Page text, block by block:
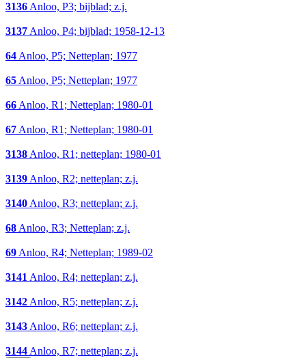
3136Anloo, P3; bijblad; z.j.
3137Anloo, P4; bijblad; 1958-12-13
64Anloo, P5; Netteplan; 1977
65Anloo, P5; Netteplan; 1977
66Anloo, R1; Netteplan; 1980-01
67Anloo, R1; Netteplan; 1980-01
3138Anloo, R1; netteplan; 1980-01
3139Anloo, R2; netteplan; z.j.
3140Anloo, R3; netteplan; z.j.
68Anloo, R3; Netteplan; z.j.
69Anloo, R4; Netteplan; 1989-02
3141Anloo, R4; netteplan; z.j.
3142Anloo, R5; netteplan; z.j.
3143Anloo, R6; netteplan; z.j.
3144Anloo, R7; netteplan; z.j.